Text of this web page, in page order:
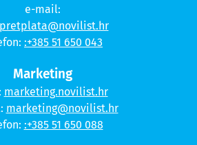
e-mail:
:+385 51 650 043
Marketing
marketing.novilist.hr
marketing@novilist.hr
:+385 51 650 088